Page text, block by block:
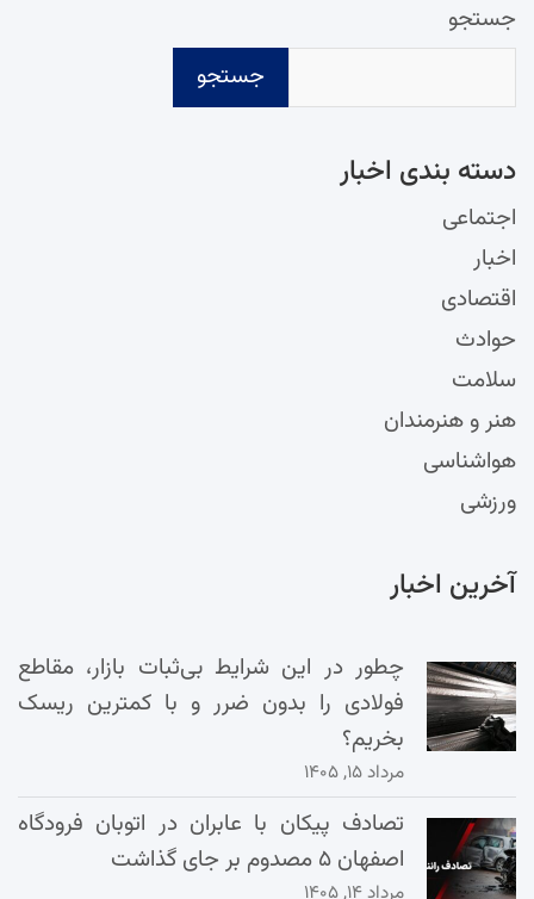
جستجو
جستجو
دسته‌ بندی اخبار
اجتماعی
اخبار
اقتصادی
حوادث
سلامت
هنر و هنرمندان
هواشناسی
ورزشی
آخرین اخبار
چطور در این شرایط بی‌ثبات بازار، مقاطع
فولادی را بدون ضرر و با کمترین ریسک
بخریم؟
مرداد ۱۵, ۱۴۰۵
تصادف پیکان با عابران در اتوبان فرودگاه
اصفهان ۵ مصدوم بر جای گذاشت
مرداد ۱۴, ۱۴۰۵